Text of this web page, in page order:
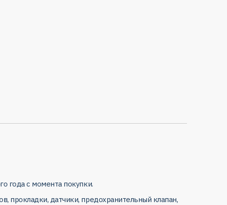
года с момента покупки.
прокладки, датчики, предохранительный клапан,